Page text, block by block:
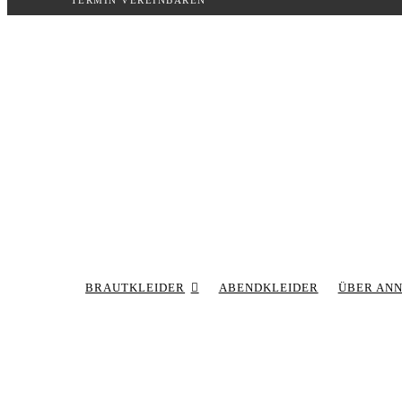
Inhalt
BRAUTKLEIDER ABENDKLEIDER ÜBER